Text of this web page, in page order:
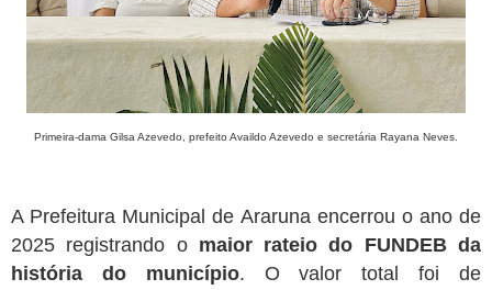
Primeira-dama Gilsa Azevedo, prefeito Availdo Azevedo e secretária Rayana Neves.
A Prefeitura Municipal de Araruna encerrou o ano de
2025 registrando o maior rateio do FUNDEB da
história do município. O valor total foi de